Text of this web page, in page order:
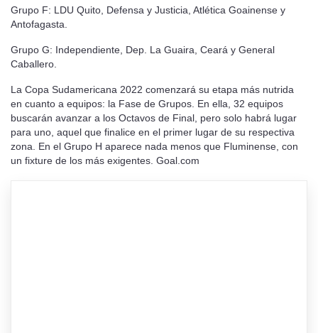
Grupo F: LDU Quito, Defensa y Justicia, Atlética Goainense y
Antofagasta.
Grupo G: Independiente, Dep. La Guaira, Ceará y General
Caballero.
La Copa Sudamericana 2022 comenzará su etapa más nutrida
en cuanto a equipos: la Fase de Grupos. En ella, 32 equipos
buscarán avanzar a los Octavos de Final, pero solo habrá lugar
para uno, aquel que finalice en el primer lugar de su respectiva
zona. En el Grupo H aparece nada menos que Fluminense, con
un fixture de los más exigentes. Goal.com